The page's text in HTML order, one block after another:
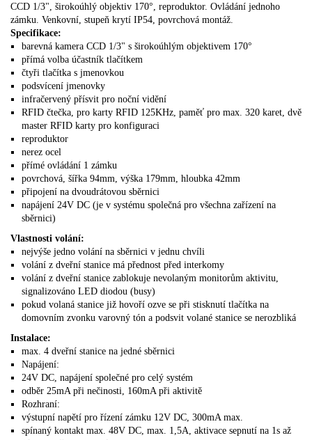
CCD 1/3", širokoúhlý objektiv 170°, reproduktor. Ovládání jednoho
zámku. Venkovní, stupeň krytí IP54, povrchová montáž.
Specifikace:
barevná kamera CCD 1/3" s širokoúhlým objektivem 170°
přímá volba účastník tlačítkem
čtyři tlačítka s jmenovkou
podsvícení jmenovky
infračervený přísvit pro noční vidění
RFID čtečka, pro karty RFID 125KHz, paměť pro max. 320 karet, dvě
master RFID karty pro konfiguraci
reproduktor
nerez ocel
přímé ovládání 1 zámku
povrchová, šířka 94mm, výška 179mm, hloubka 42mm
připojení na dvoudrátovou sběrnici
napájení 24V DC (je v systému společná pro všechna zařízení na
sběrnici)
Vlastnosti volání:
nejvýše jedno volání na sběrnici v jednu chvíli
volání z dveřní stanice má přednost před interkomy
volání z dveřní stanice zablokuje nevolaným monitorům aktivitu,
signalizováno LED diodou (busy)
pokud volaná stanice již hovoří ozve se při stisknutí tlačítka na
domovním zvonku varovný tón a podsvit volané stanice se nerozbliká
Instalace:
max. 4 dveřní stanice na jedné sběrnici
Napájení:
24V DC, napájení společné pro celý systém
odběr 25mA při nečinosti, 160mA při aktivitě
Rozhraní:
výstupní napětí pro řízení zámku 12V DC, 300mA max.
spínaný kontakt max. 48V DC, max. 1,5A, aktivace sepnutí na 1s až